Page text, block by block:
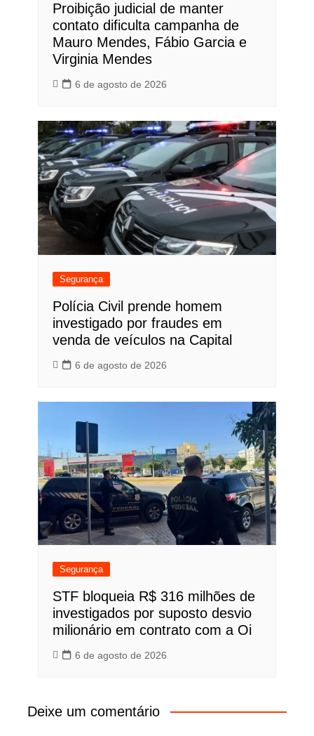
Proibição judicial de manter
contato dificulta campanha de
Mauro Mendes, Fábio Garcia e
Virginia Mendes
6 de agosto de 2026
Segurança
Polícia Civil prende homem
investigado por fraudes em
venda de veículos na Capital
6 de agosto de 2026
Segurança
STF bloqueia R$ 316 milhões de
investigados por suposto desvio
milionário em contrato com a Oi
6 de agosto de 2026
Deixe um comentário